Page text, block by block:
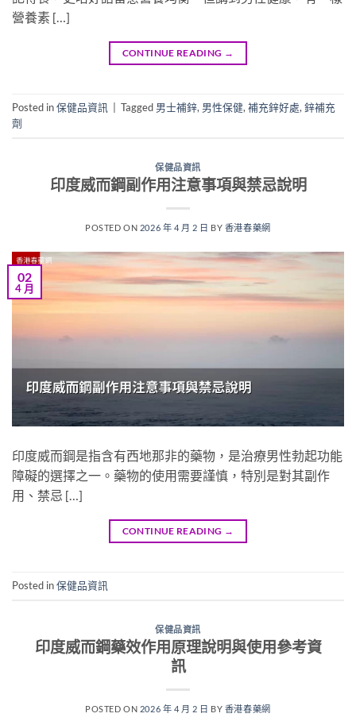
營養素 […]
CONTINUE READING →
Posted in保健品資訊 Tagged 男士補鋅, 男性保健, 補充鋅好處, 鋅補充
劑
保健品資訊
印度威而鋼副作用注意事項與禁忌說明
POSTED ON 2026 年 4 月 2 日 BY 香港春藥網
02
4 月
印度威而鋼是指含有西地那非的藥物，是治療男性勃起功能
障礙的選擇之一。藥物的使用需要謹慎，特別是對其副作
用、禁忌 […]
CONTINUE READING →
Posted in保健品資訊
保健品資訊
印度威而鋼藥效作用原理說明與使用參考資
訊
POSTED ON 2026 年 4 月 2 日 BY 香港春藥網